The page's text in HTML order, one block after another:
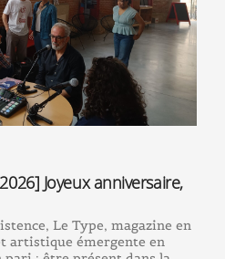
Joyeux anniversaire,
Le Type, magazine en
artistique émergente en